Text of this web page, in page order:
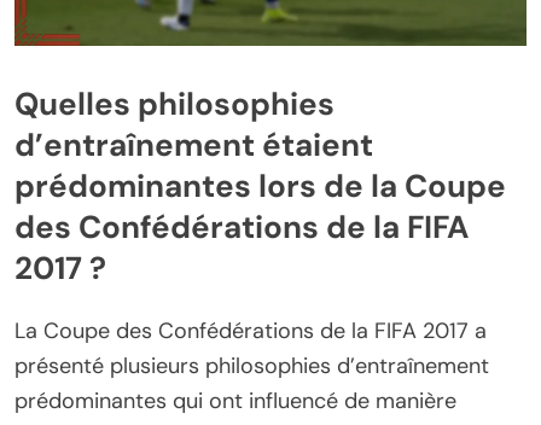
Quelles philosophies
d’entraînement étaient
prédominantes lors de la Coupe
des Confédérations de la FIFA
2017 ?
La Coupe des Confédérations de la FIFA 2017 a
présenté plusieurs philosophies d’entraînement
prédominantes qui ont influencé de manière